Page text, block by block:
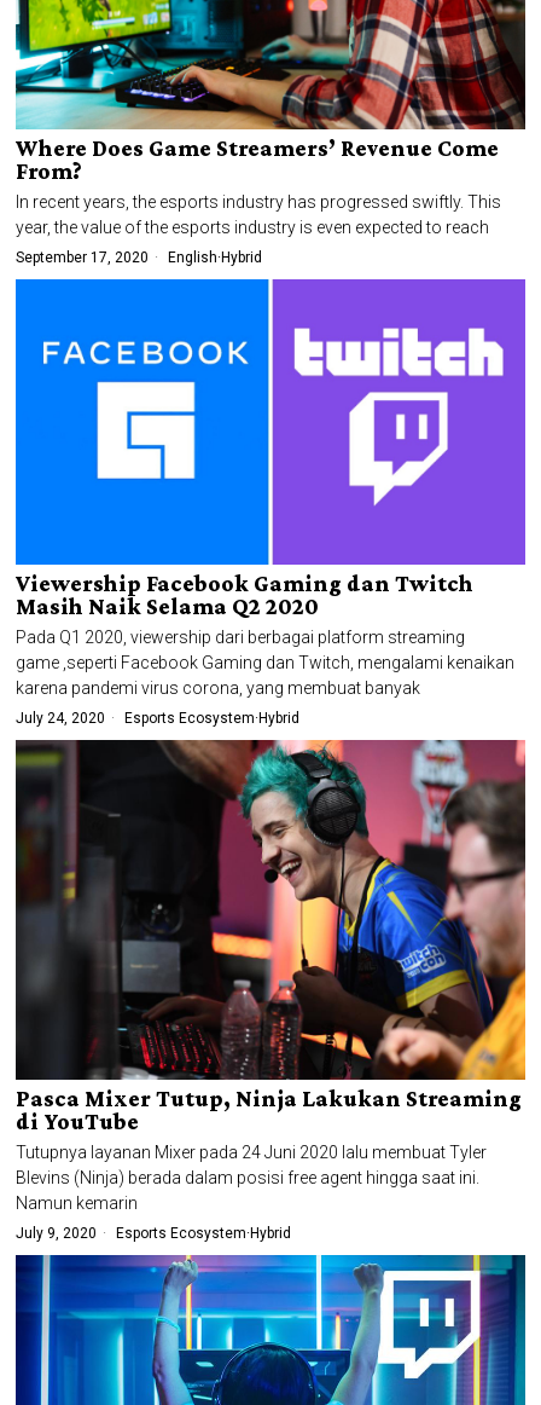
Where Does Game Streamers’ Revenue Come
From?
In recent years, the esports industry has progressed swiftly. This
year, the value of the esports industry is even expected to reach
September 17, 2020 English·Hybrid
Viewership Facebook Gaming dan Twitch
Masih Naik Selama Q2 2020
Pada Q1 2020, viewership dari berbagai platform streaming
game ,seperti Facebook Gaming dan Twitch, mengalami kenaikan
karena pandemi virus corona, yang membuat banyak
July 24, 2020 Esports Ecosystem· Hybrid
Pasca Mixer Tutup, Ninja Lakukan Streaming
di YouTube
Tutupnya layanan Mixer pada 24 Juni 2020 lalu membuat Tyler
Blevins (Ninja) berada dalam posisi free agent hingga saat ini.
Namun kemarin
July 9, 2020 Esports Ecosystem· Hybrid